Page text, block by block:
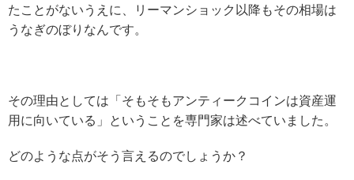
たことがないうえに、リーマンショック以降もその相場は
うなぎのぼりなんです。
その理由としては「そもそもアンティークコインは資産運
用に向いている」ということを専門家は述べていました。
どのような点がそう言えるのでしょうか？